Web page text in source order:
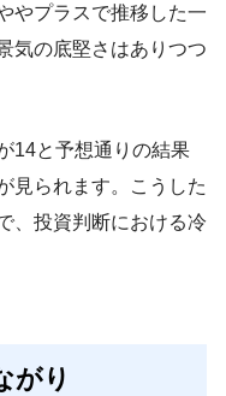
やプラスで推移した一
気の底堅さはありつつ
14と予想通りの結果
見られます。こうした
、投資判断における冷
がり